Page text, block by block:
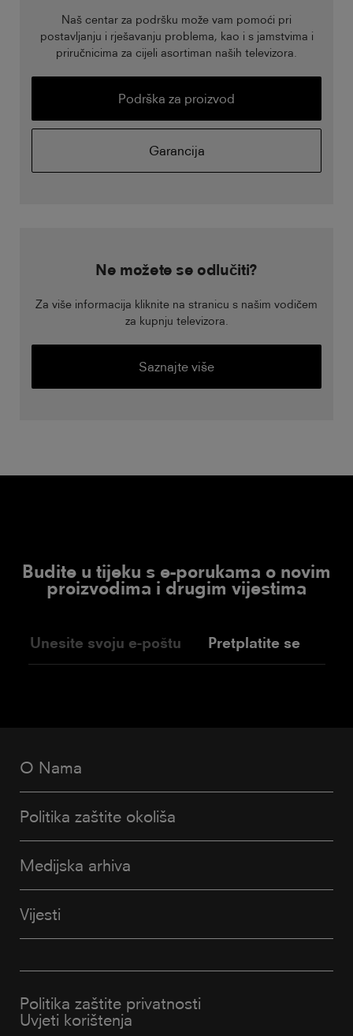
Naš centar za podršku može vam pomoći pri
postavljanju i rješavanju problema, kao i s jamstvima i
priručnicima za cijeli asortiman naših televizora.
Podrška za proizvod
Garancija
Ne možete se odlučiti?
Za više informacija kliknite na stranicu s našim vodičem
za kupnju televizora.
Saznajte više
Budite u tijeku s e-porukama o novim
proizvodima i drugim vijestima
Pretplatite se
O Nama
Politika zaštite okoliša
Medijska arhiva
Vijesti
Politika zaštite privatnosti
Uvjeti korištenja